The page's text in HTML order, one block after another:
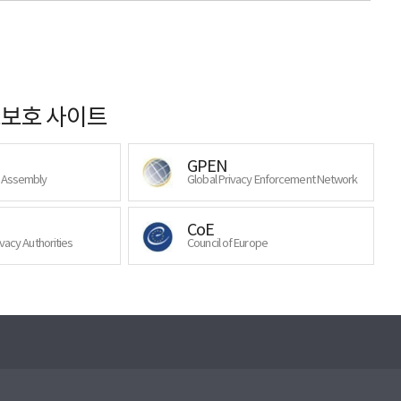
호 사이트
GPEN
Global Privacy Enforcement Network
Authorities
CoE
Council of Europe